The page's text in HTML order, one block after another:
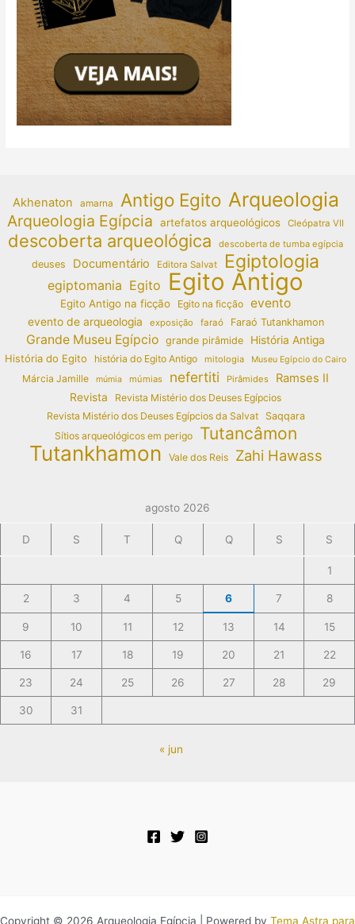
Akhenaton amarna Antigo Egito Arqueologia
Arqueologia Egípcia artefatos arqueológicos Cleópatra VII
descoberta arqueológica descoberta de tumba egípcia
deuses Documentário Editora Salvat Egiptologia
egiptomania Egito Egito Antigo
Egito Antigo na ficção Egito na ficção evento
evento de arqueologia exposição faraó Faraó Tutankhamon
Grande Museu Egípcio grande pirâmide
História Antiga
História do Egito
história do Egito Antigo mitologia Museu Egípcio do Cairo
Márcia Jamille múmia múmias nefertiti Pirâmides Ramses II
Revista
Revista Mistério dos Deuses Egípcios
Revista Mistério dos Deuses Egípcios da Salvat
Saqqara
Sítios arqueológicos em perigo
Tutancâmon
Tutankhamon Vale dos Reis Zahi Hawass
agosto 2026
D S T Q Q S S
1
2 3 4 5 6 7 8
9 10 11 12 13 14 15
16 17 18 19 20 21 22
23 24 25 26 27 28 29
30 31
« jun
Copyright © 2026 Arqueologia Egípcia | Powered by Tema Astra para